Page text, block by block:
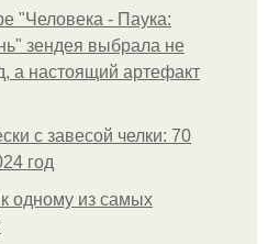
"Человека - Паука:
зендея выбрала не
а настоящий артефакт
с завесой челки: 70
год
одному из самых